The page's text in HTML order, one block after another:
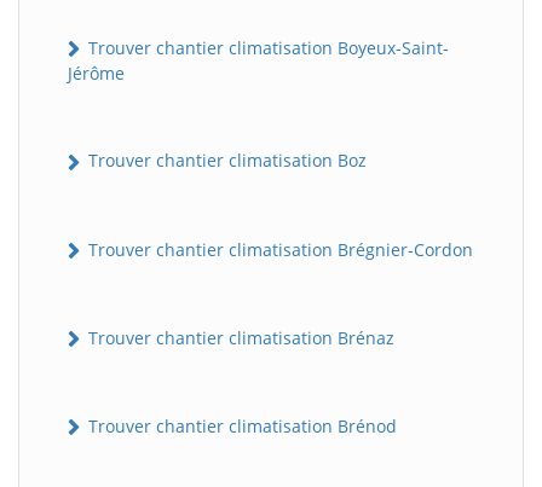
Trouver chantier climatisation Boyeux-Saint-
Jérôme
Trouver chantier climatisation Boz
Trouver chantier climatisation Brégnier-Cordon
Trouver chantier climatisation Brénaz
Trouver chantier climatisation Brénod